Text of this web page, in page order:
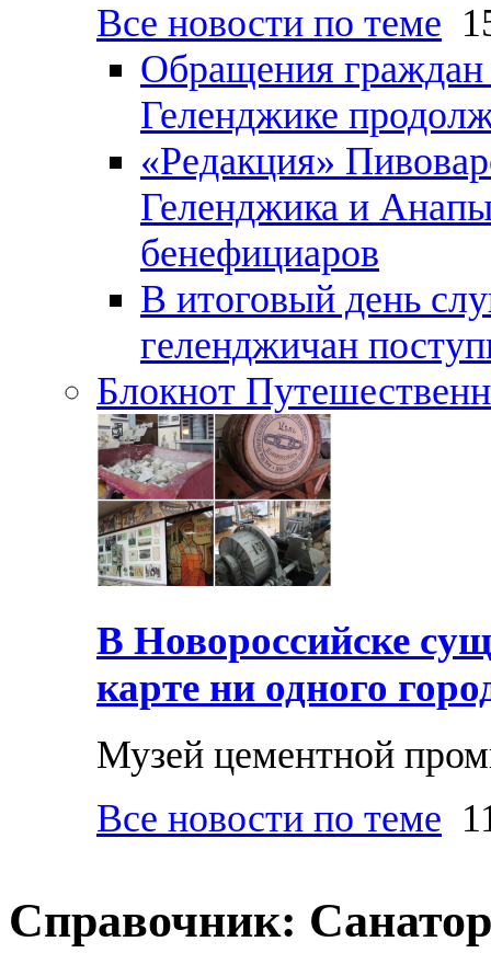
Все новости по теме
Обращения граждан
Геленджике
«Редакция»
Геленджика и
бенефициаров
В итоговый день
геленджичан
Блокнот
В Новороссийске
карте ни одного
Музей цементной
Все новости по теме
Справочник: